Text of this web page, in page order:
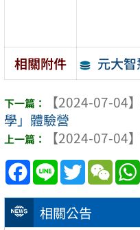
相關公告
相關附件 元大
【2024-07-04】
學」體驗營
【2024-07-04】
Facebook
Line Twitter